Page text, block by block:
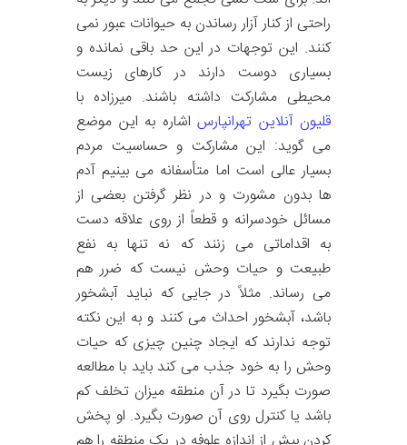
راحتی از کنار آزار رساندن به حیوانات عبور نمی
کنند. این توجهات در این حد باقی نمانده و
بسیاری دوست دارند در کارهای زیست
محیطی مشارکت داشته باشند. میرزاده با
قلیون آنلاین تهرانپارس اشاره به این موضع
می گوید: این مشارکت و حساسیت مردم
بسیار عالی است اما متأسفانه می بینیم آدم
ها بدون مشورت و در نظر گرفتن بعضی از
مسائل خودسرانه و قطعاً از روی علاقه دست
به اقداماتی می زنند که نه تنها به نفع
طبیعت و حیات وحش نیست که ضرر هم
می رساند. مثلاً در جایی که نباید آبشخور
باشد، آبشخور احداث می کنند و به این نکته
توجه ندارند که ایجاد چنین چیزی که حیات
وحش را به خود جذب می کند باید با مطالعه
صورت بگیرد تا در آن منطقه میزان تخلف کم
باشد یا کنترل روی آن صورت بگیرد. او پخش